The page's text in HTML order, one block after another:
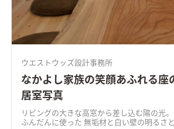
ウエストウッズ設計事務所
なかよし家族の笑顔あふれる座
居室写真
リビングの大きな高窓から差し込む陽の光
ふんだんに使った 無垢材と白い壁の明るさ